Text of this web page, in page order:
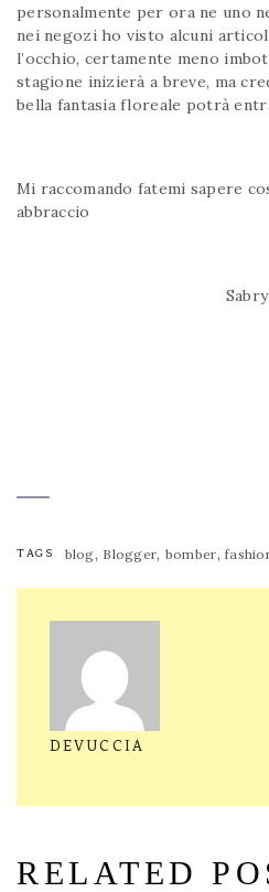
personalmente per ora ne uno
nei negozi ho visto alcuni
l’occhio, certamente meno
stagione inizierà a breve, ma
bella fantasia floreale potrà
Mi raccomando fatemi sapere
abbraccio
Sabry
TAGS blog, Blogger, bomber,
DEVUCCIA
RELATED